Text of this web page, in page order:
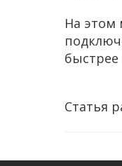
На этом
Статья